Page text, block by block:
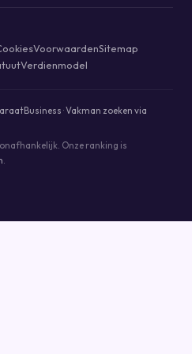
VoorwaardenSitemap
Verdienmodel
·Vakman zoeken via
Onze ranking is
.